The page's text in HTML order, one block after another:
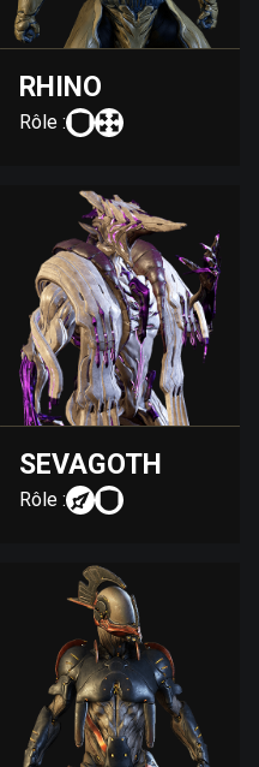
RHINO
Rôle :
SEVAGOTH
Rôle :